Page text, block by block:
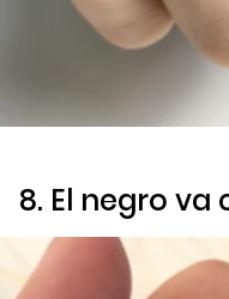
8. El negro va